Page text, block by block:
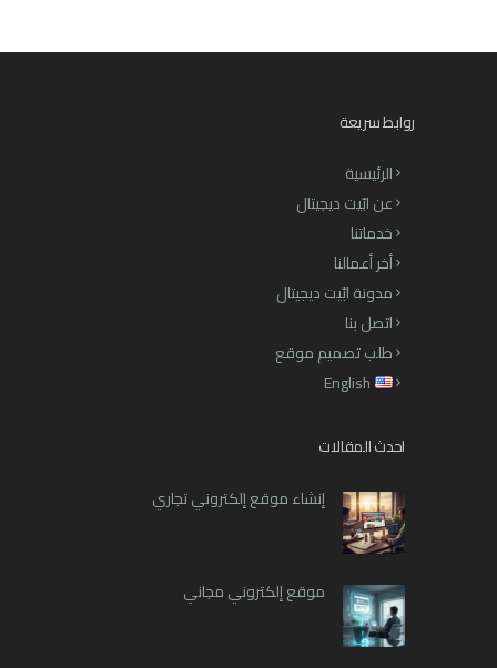
روابط سريعة
الرئيسية
عن ابّيت ديجيتال
خدماتنا
أخر أعمالنا
مدونة ابّيت ديجيتال
اتصل بنا
طلب تصميم موقع
English
احدث المقالات
إنشاء موقع إلكتروني تجاري
موقع إلكتروني مجاني